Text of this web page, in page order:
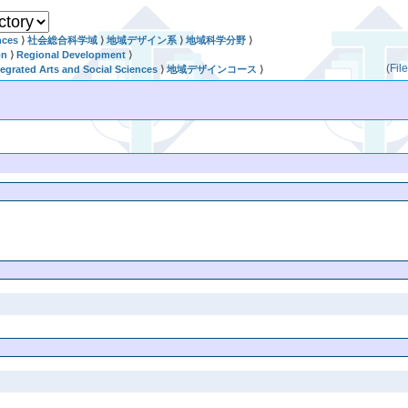
⟩社会総合科学域 ⟩地域デザイン系 ⟩地域科学分野 ⟩
⟩Regional Development ⟩
Arts and Social Sciences ⟩地域デザインコース ⟩ (